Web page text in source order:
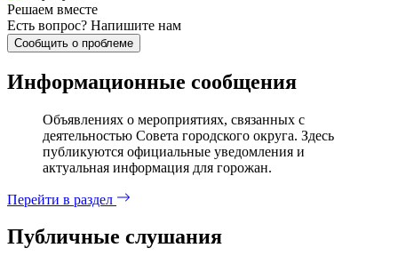
Решаем вместе
Есть вопрос? Напишите нам
Сообщить о проблеме
Информационные сообщения
Объявлениях о мероприятиях, связанных с
деятельностью Совета городского округа. Здесь
публикуются официальные уведомления и
актуальная информация для горожан.
Перейти в раздел
Публичные слушания